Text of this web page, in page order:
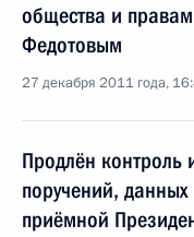
общества и
Федотовым
27 декабря 2011 года,
Продлён контроль
поручений,
приёмной